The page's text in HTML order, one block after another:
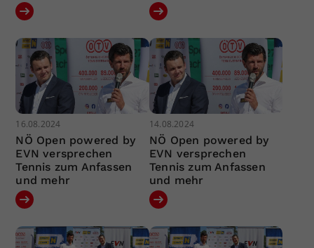
16.08.2024
NÖ Open powered by
EVN versprechen
Tennis zum Anfassen
und mehr
14.08.2024
NÖ Open powered by
EVN versprechen
Tennis zum Anfassen
und mehr